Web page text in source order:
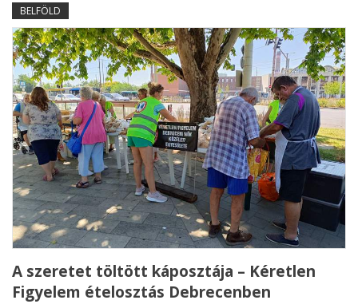
BELFÖLD
A szeretet töltött káposztája – Kéretlen
Figyelem ételosztás Debrecenben